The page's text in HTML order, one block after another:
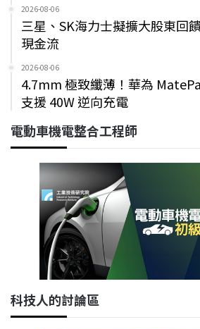
2026-08-06
三星、SK海力士擬擴大股東回
現金流
2026-08-06
4.7mm 極致纖薄！華為
支援 40W 逆向充電
電動車機電整合工程師
科技人的討論區